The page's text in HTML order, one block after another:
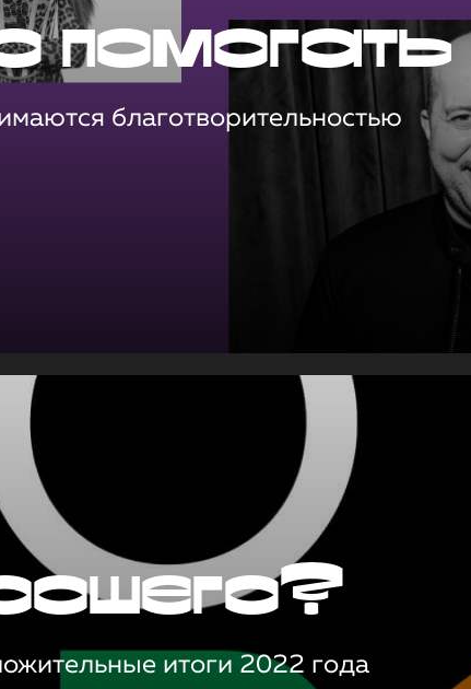
помогать
благотворительностью
итоги 2022 года